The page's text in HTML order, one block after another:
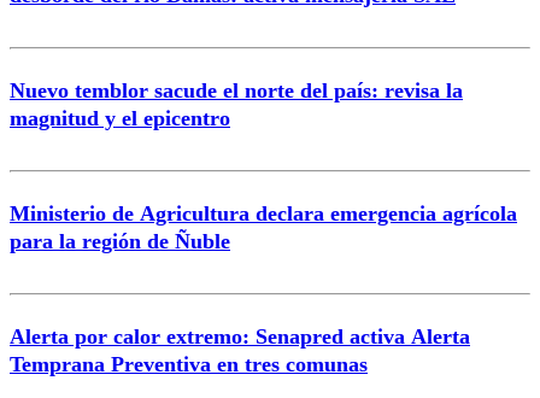
Nuevo temblor sacude el norte del país: revisa la
magnitud y el epicentro
Ministerio de Agricultura declara emergencia agrícola
para la región de Ñuble
Alerta por calor extremo: Senapred activa Alerta
Temprana Preventiva en tres comunas